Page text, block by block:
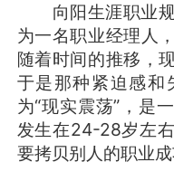
向阳生涯职业规
为一名职业经理人
随着时间的推移，
于是那种紧迫感和
为“现实震荡”，是
发生在24-28岁左
要拷贝别人的职业